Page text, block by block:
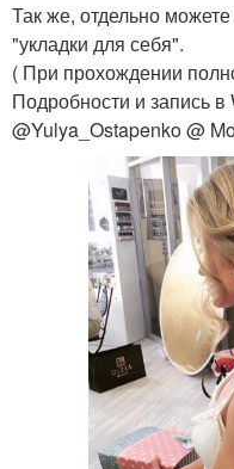
Так же, отдельно
"укладки для себя".
( При прохождении
Подробности и запись
@Yulya_Ostapenko @